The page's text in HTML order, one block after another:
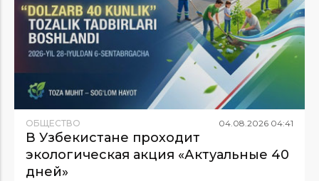
ОБЩЕСТВО 04.08.2026 04:41
В Узбекистане проходит
экологическая акция «Актуальные 40
дней»